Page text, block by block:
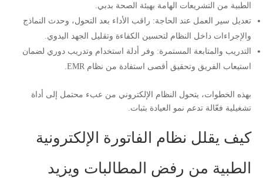
الطبية من التشريعات الهامة بهيئة الصحة بدبي.
تعديل سير العمل عند الحاجة: راقب الأداء بعد التحول، وحدث النماذج
والإجراءات داخل النظام لتحسين الكفاءة وتقليل الجهد اليدوي.
التدريب والمتابعة المستمرة: وفر أدلة استخدام وتدريب دوري لضمان
استيعاب الفريق وتحقيق أقصى استفادة من نظام EMR.
بهذه الخطوات، يتحول النظام الإلكتروني من عبء محتمل إلى أداة
تشغيلية فعّالة تدعم نمو العيادة بثبات.
كيف يقلل نظام الفاتورة الإلكترونية
الطبية من رفض المطالبات ويزيد